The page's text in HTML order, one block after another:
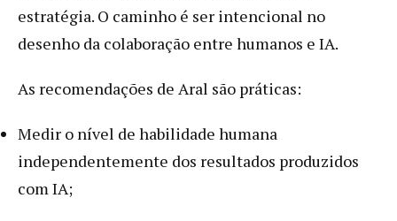
estratégia. O caminho é ser intencional no
desenho da colaboração entre humanos e IA.
As recomendações de Aral são práticas:
Medir o nível de habilidade humana
independentemente dos resultados produzidos
com IA;